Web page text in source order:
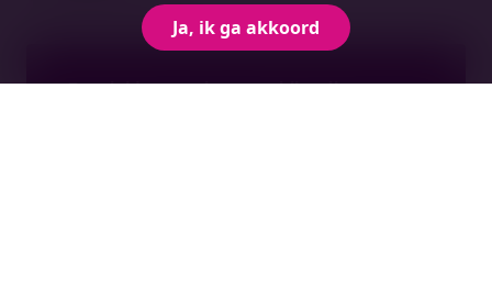
Ja, ik ga akkoord
Begeleid uw werknemers bij verlies en